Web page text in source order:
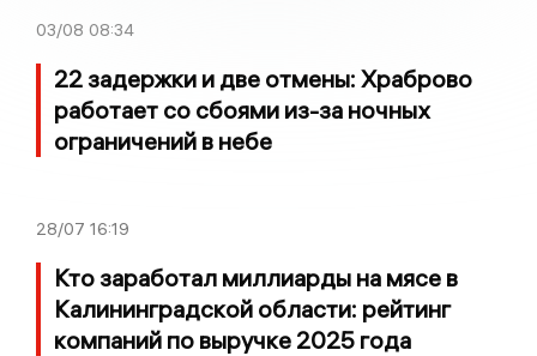
03/08 08:34
22 задержки и две отмены: Храброво
работает со сбоями из-за ночных
ограничений в небе
28/07 16:19
Кто заработал миллиарды на мясе в
Калининградской области: рейтинг
компаний по выручке 2025 года